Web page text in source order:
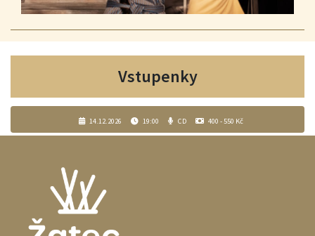
Vstupenky
14.12.2026 19:00 CD 400 - 550 Kč